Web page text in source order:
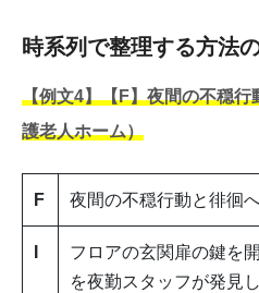
時系列で整理する方法
【例文4】【F】夜間の不穏
護老人ホーム）
F 夜間の不穏行動と徘徊
フロアの玄関扉の鍵を
を夜勤スタッフが発見